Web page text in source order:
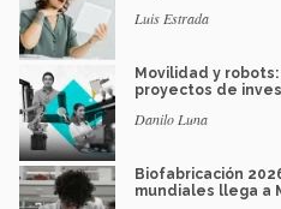
Luis Estrada
Movilidad y
proyectos de
Danilo Luna
Biofabricación
mundiales llega a